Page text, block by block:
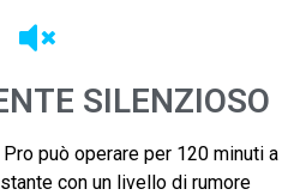
SILENZIOSO
può operare per 120 minuti a
con un livello di rumore